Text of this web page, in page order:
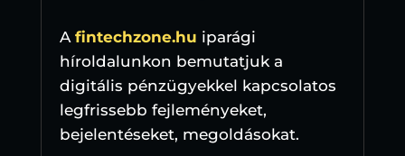
A fintechzone.hu iparági
híroldalunkon bemutatjuk a
digitális pénzügyekkel kapcsolatos
legfrissebb fejleményeket,
bejelentéseket, megoldásokat.